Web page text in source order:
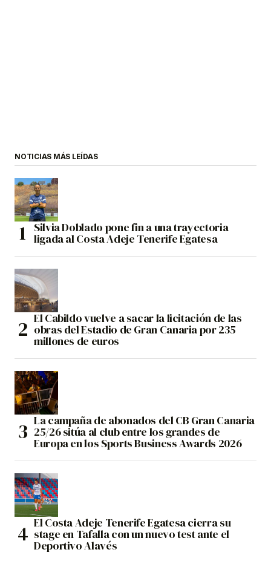
NOTICIAS MÁS LEÍDAS
Silvia Doblado pone fin a una trayectoria
ligada al Costa Adeje Tenerife Egatesa
El Cabildo vuelve a sacar la licitación de las
obras del Estadio de Gran Canaria por 235
millones de euros
La campaña de abonados del CB Gran Canaria
25/26 sitúa al club entre los grandes de
Europa en los Sports Business Awards 2026
El Costa Adeje Tenerife Egatesa cierra su
stage en Tafalla con un nuevo test ante el
Deportivo Alavés